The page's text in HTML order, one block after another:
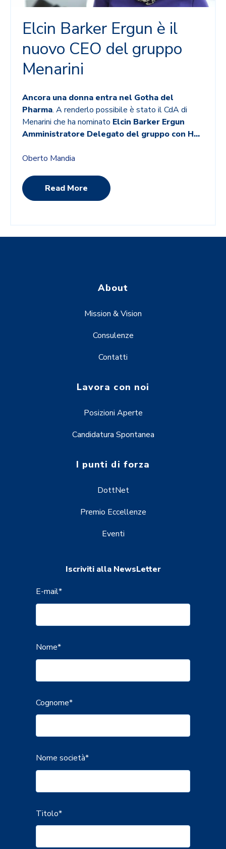
Elcin Barker Ergun è il
nuovo CEO del gruppo
Menarini
Ancora una donna entra nel Gotha del
Pharma. A renderlo possibile è stato il CdA di
Menarini che ha nominato Elcin Barker Ergun
Amministratore Delegato del gruppo con H...
Oberto Mandia
Read More
About
Mission & Vision
Consulenze
Contatti
Lavora con noi
Posizioni Aperte
Candidatura Spontanea
I punti di forza
DottNet
Premio Eccellenze
Eventi
Iscriviti alla NewsLetter
E-mail*
Nome*
Cognome*
Nome società*
Titolo*